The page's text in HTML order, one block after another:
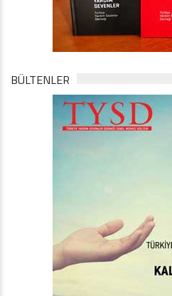
BÜLTENLER